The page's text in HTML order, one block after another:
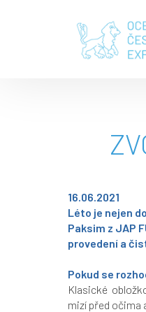
16.06.2021
Léto je nejen
Paksim z JAP
provedení a
Pokud se
Klasické
mizí před očima